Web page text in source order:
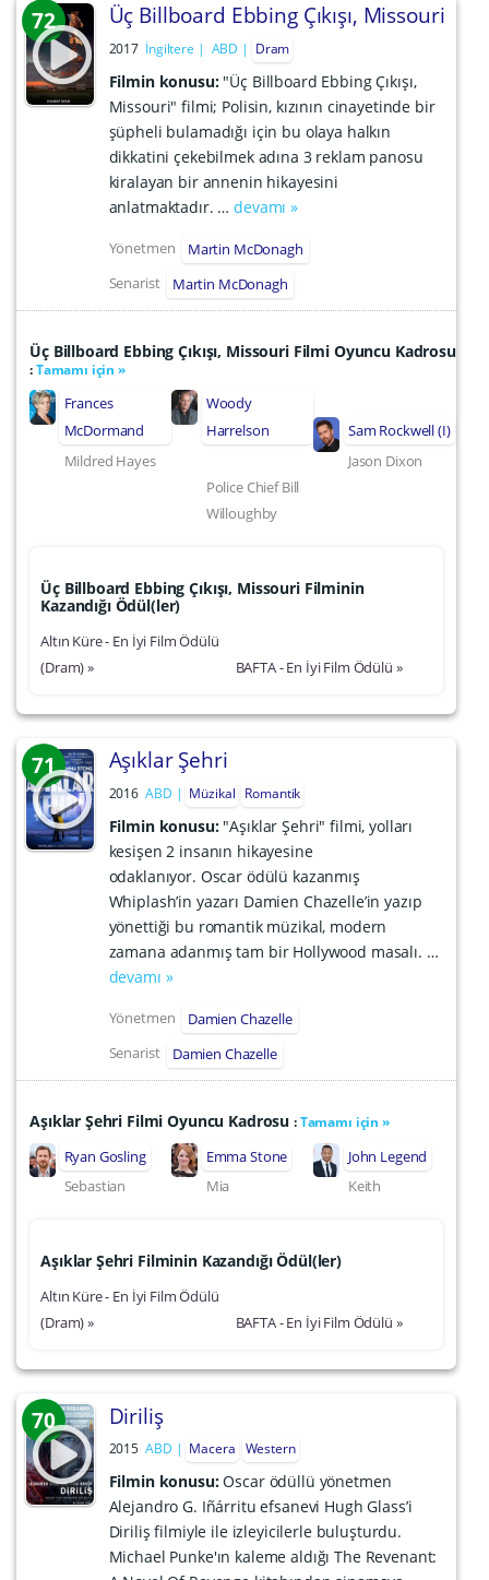
72 Üç Billboard Ebbing Çıkışı, Missouri
2017 İngiltere ABD Dram
Filmin konusu: "Üç Billboard Ebbing Çıkışı,
Missouri" filmi; Polisin, kızının cinayetinde bir
şüpheli bulamadığı için bu olaya halkın
dikkatini çekebilmek adına 3 reklam panosu
kiralayan bir annenin hikayesini
anlatmaktadır. …devamı »
Yönetmen
Martin McDonagh
Senarist
Martin McDonagh
Üç Billboard Ebbing Çıkışı, Missouri Filmi Oyuncu Kadrosu
:Tamamı için »
Frances
McDormand
Mildred Hayes
Woody
Harrelson
Police Chief Bill
Willoughby
Sam Rockwell (I)
Jason Dixon
Üç Billboard Ebbing Çıkışı, Missouri Filminin
Kazandığı Ödül(ler)
Altın Küre - En İyi Film Ödülü
(Dram) »
BAFTA - En İyi Film Ödülü »
71 Aşıklar Şehri
2016 ABD Müzikal Romantik
Filmin konusu: "Aşıklar Şehri" filmi, yolları
kesişen 2 insanın hikayesine
odaklanıyor. Oscar ödülü kazanmış
Whiplash’in yazarı Damien Chazelle’in yazıp
yönettiği bu romantik müzikal, modern
zamana adanmış tam bir Hollywood masalı. …
devamı »
Yönetmen
Damien Chazelle
Senarist
Damien Chazelle
Aşıklar Şehri Filmi Oyuncu Kadrosu:Tamamı için »
Ryan Gosling
Sebastian
Emma Stone
Mia
John Legend
Keith
Aşıklar Şehri Filminin Kazandığı Ödül(ler)
Altın Küre - En İyi Film Ödülü
(Dram) »
BAFTA - En İyi Film Ödülü »
70 Diriliş
2015 ABD Macera Western
Filmin konusu:Oscar ödüllü yönetmen
Alejandro G. Iñárritu efsanevi Hugh Glass’i
Diriliş filmiyle ile izleyicilerle buluşturdu.
Michael Punke'ın kaleme aldığı The Revenant: